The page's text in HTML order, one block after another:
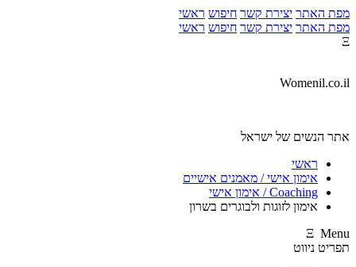
מפת האתר יצירת קשר חיפוש ראשי
מפת האתר יצירת קשר חיפוש ראשי
Ξ
Womenil.co.il
אתר הנשים של ישראל
ראשי
אימון אישי / מאמנים אישיים
Coaching / אימון אישי
אימון לזוגות ולבוגרים בשרון
Ξ Menu
תפריט ניווט